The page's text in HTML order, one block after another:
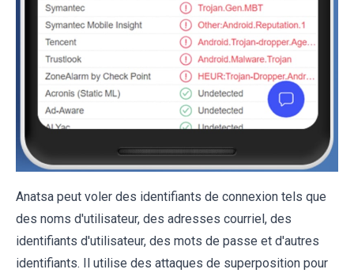
Anatsa peut voler des identifiants de connexion tels que
des noms d'utilisateur, des adresses courriel, des
identifiants d'utilisateur, des mots de passe et d'autres
identifiants. Il utilise des attaques de superposition pour